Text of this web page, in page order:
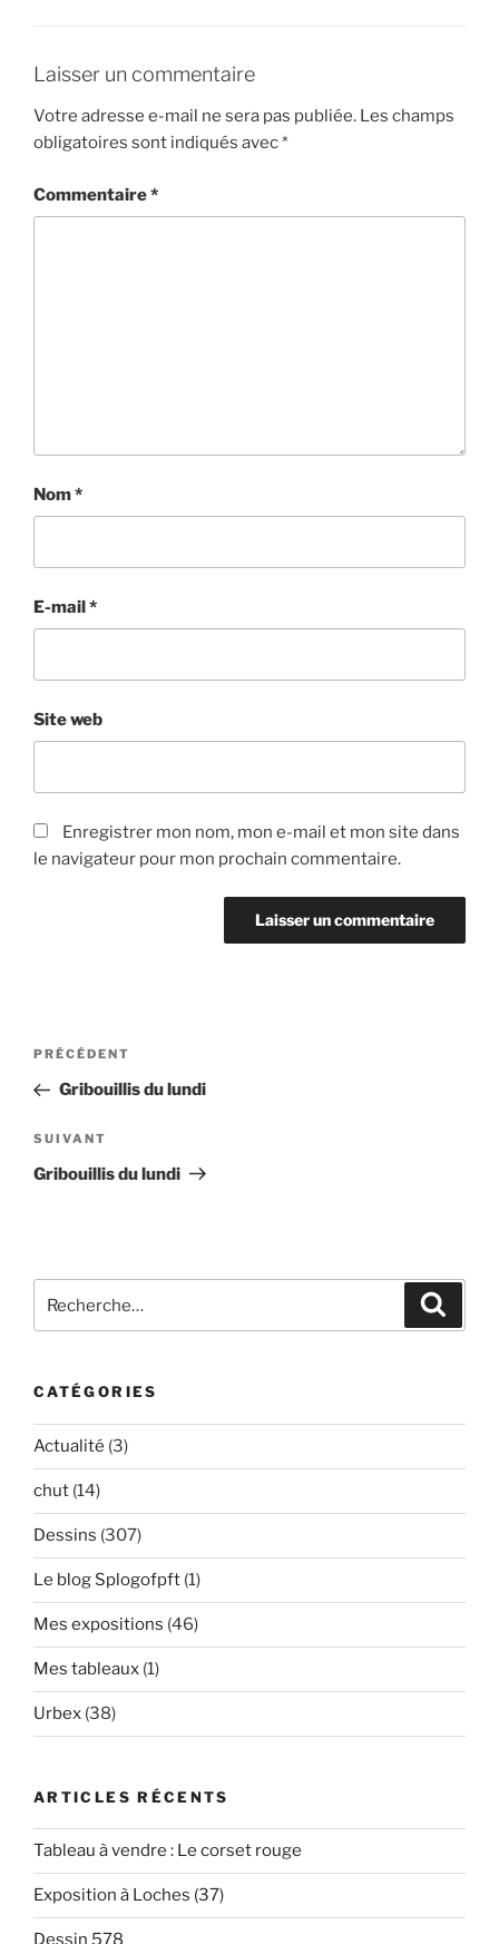
Laisser un commentaire
Votre adresse e-mail ne sera pas publiée. Les champs
obligatoires sont indiqués avec*
Commentaire*
Nom*
E-mail*
Site web
Enregistrer mon nom, mon e-mail et mon site dans
le navigateur pour mon prochain commentaire.
Navigation
l’article
Article
précédent
PRÉCÉDENT
Gribouillis du lundi
Article
suivant
SUIVANT
Gribouillis du lundi
pour
CATÉGORIES
Actualité (3)
chut (14)
Dessins (307)
Le blog Splogofpft (1)
Mes expositions (46)
Mes tableaux (1)
Urbex (38)
ARTICLES RÉCENTS
Tableau à vendre : Le corset rouge
Exposition à Loches (37)